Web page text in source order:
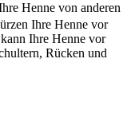
Henne von anderen
Ihre Henne vor
Ihre Henne vor
Rücken und